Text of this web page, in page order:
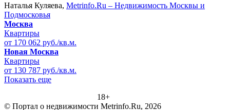
Наталья Куляева, Metrinfo.Ru – Недвижимость Москвы и
Подмосковья
Москва
Квартиры
от 170 062 руб./кв.м.
Новая Москва
Квартиры
от 130 787 руб./кв.м.
Показать еще
18+
© Портал о недвижимости Metrinfo.Ru, 2026